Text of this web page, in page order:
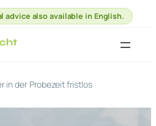
advice also available in English.
in der Probezeit fristlos